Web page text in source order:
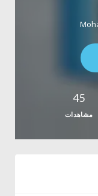
45
مشاهدات